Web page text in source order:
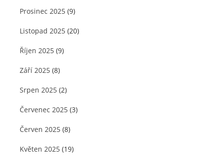
Prosinec 2025 (9)
Listopad 2025 (20)
Říjen 2025 (9)
Září 2025 (8)
Srpen 2025 (2)
Červenec 2025 (3)
Červen 2025 (8)
Květen 2025 (19)